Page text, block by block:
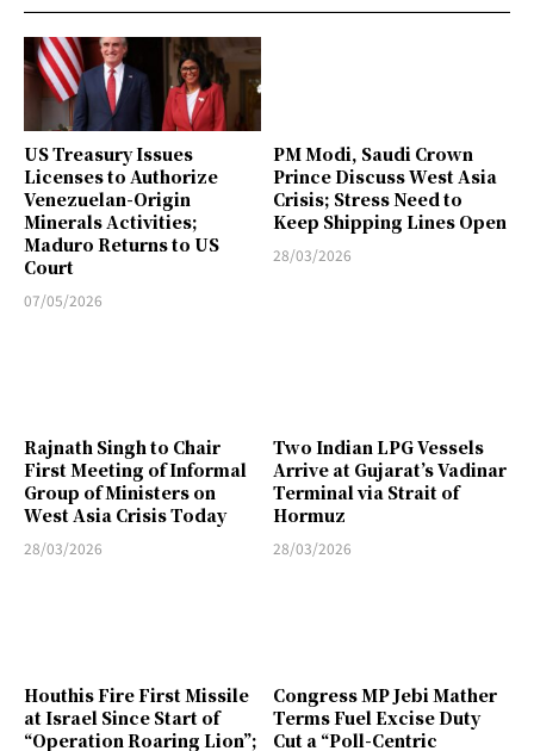
US Treasury Issues
Licenses to Authorize
Venezuelan-Origin
Minerals Activities;
Maduro Returns to US
Court
07/05/2026
PM Modi, Saudi Crown
Prince Discuss West Asia
Crisis; Stress Need to
Keep Shipping Lines Open
28/03/2026
Rajnath Singh to Chair
First Meeting of Informal
Group of Ministers on
West Asia Crisis Today
28/03/2026
Two Indian LPG Vessels
Arrive at Gujarat’s Vadinar
Terminal via Strait of
Hormuz
28/03/2026
Houthis Fire First Missile
at Israel Since Start of
“Operation Roaring Lion”;
Congress MP Jebi Mather
Terms Fuel Excise Duty
Cut a “Poll-Centric